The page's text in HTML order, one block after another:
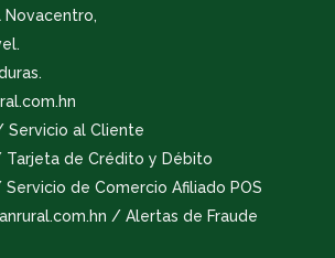
Novacentro,
Servicio al Cliente
Tarjeta de Crédito y Débito
de Comercio Afiliado POS
/ Alertas de Fraude